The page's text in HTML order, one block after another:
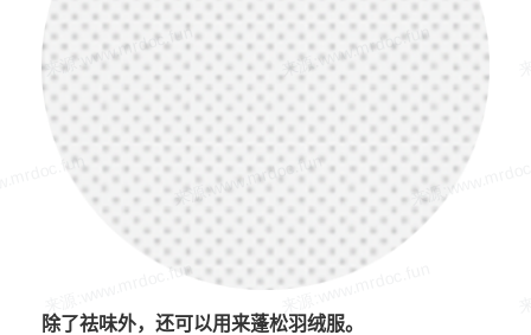
除了祛味外，还可以用来蓬松羽绒服。